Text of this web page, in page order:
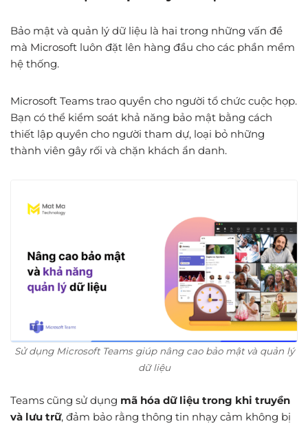
Bảo mật và quản lý dữ liệu là hai trong những vấn đề
mà Microsoft luôn đặt lên hàng đầu cho các phần mềm
hệ thống.
Microsoft Teams trao quyền cho người tổ chức cuộc họp.
Bạn có thể kiểm soát khả năng bảo mật bằng cách
thiết lập quyền cho người tham dự, loại bỏ những
thành viên gây rối và chặn khách ẩn danh.
Sử dụng Microsoft Teams giúp nâng cao bảo mật và quản lý
dữ liệu
Teams cũng sử dụng mã hóa dữ liệu trong khi truyền
và lưu trữ, đảm bảo rằng thông tin nhạy cảm không bị